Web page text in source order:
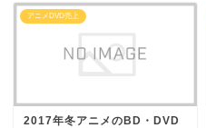
アニメDVD売上
2017年冬アニメのBD・DVD